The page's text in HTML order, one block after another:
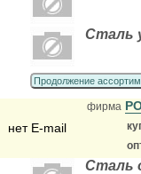
Сталь
Продолжение
нет E-mail
фирма
Сталь